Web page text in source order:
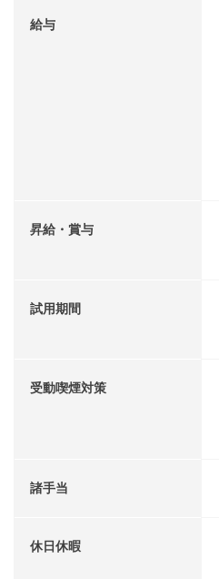
給与
昇給・賞与
試用期間
受動喫煙対策
諸手当
休日休暇